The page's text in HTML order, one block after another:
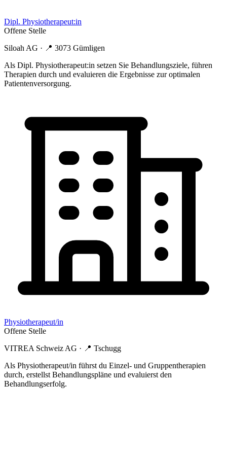
Dipl. Physiotherapeut:in
Offene Stelle
Siloah AG · 📍 3073 Gümligen
Als Dipl. Physiotherapeut:in setzen Sie Behandlungsziele, führen
Therapien durch und evaluieren die Ergebnisse zur optimalen
Patientenversorgung.
Physiotherapeut/in
Offene Stelle
VITREA Schweiz AG · 📍 Tschugg
Als Physiotherapeut/in führst du Einzel- und Gruppentherapien
durch, erstellst Behandlungspläne und evaluierst den
Behandlungserfolg.